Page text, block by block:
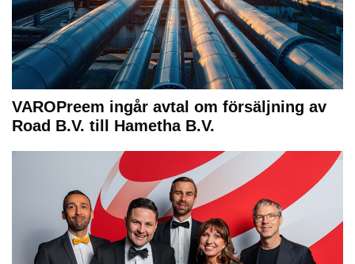
VAROPreem ingår avtal om försäljning av
Road B.V. till Hametha B.V.